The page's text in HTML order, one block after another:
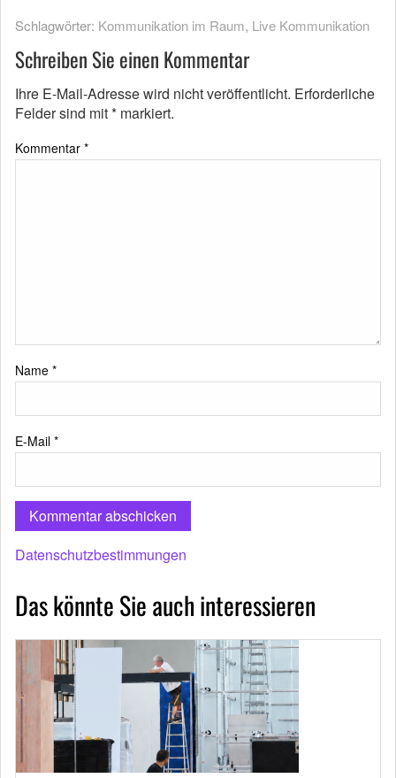
Schlagwörter: Kommunikation im Raum, Live Kommunikation
Schreiben Sie einen Kommentar
Ihre E-Mail-Adresse wird nicht veröffentlicht. Erforderliche
Felder sind mit* markiert.
Kommentar *
Name *
E-Mail *
Datenschutzbestimmungen
Das könnte Sie auch interessieren